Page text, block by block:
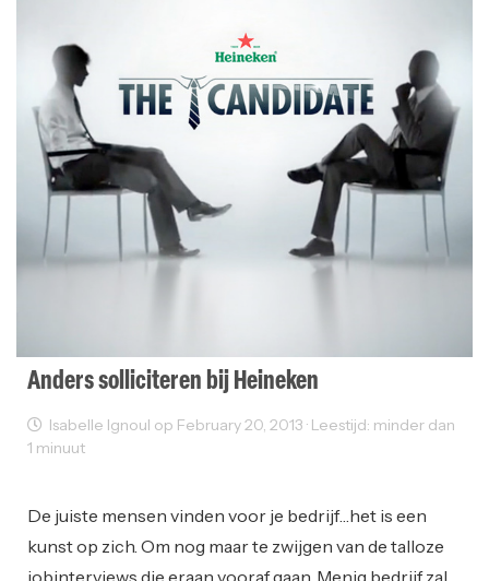
Anders solliciteren bij Heineken
Isabelle Ignoul op February 20, 2013 · Leestijd: minder dan
1 minuut
De juiste mensen vinden voor je bedrijf…het is een
kunst op zich. Om nog maar te zwijgen van de talloze